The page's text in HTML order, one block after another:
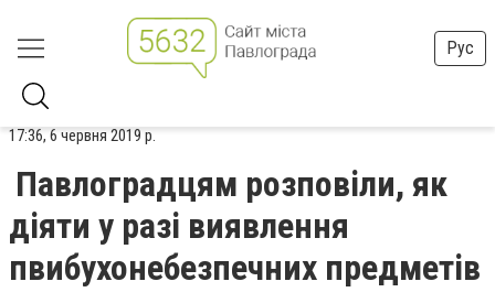
Рус
17:36, 6 червня 2019 р.
Павлоградцям розповіли, як
діяти у разі виявлення
пвибухонебезпечних предметів